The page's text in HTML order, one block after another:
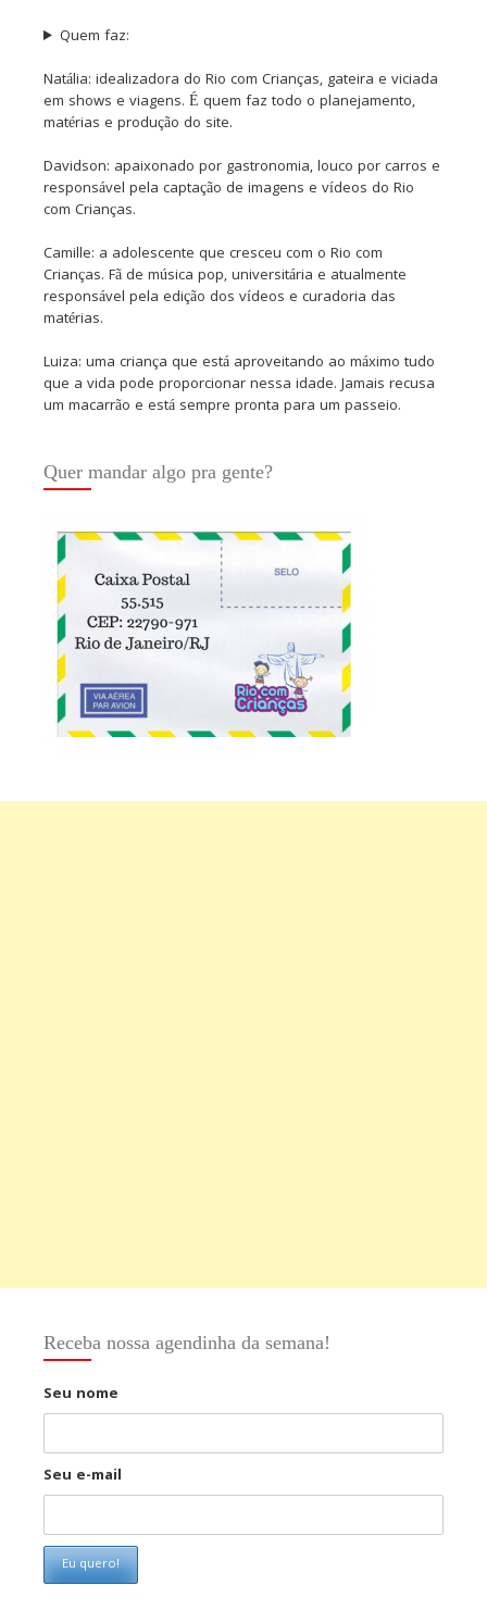
Quem faz:
Natália: idealizadora do Rio com Crianças, gateira e viciada
em shows e viagens. É quem faz todo o planejamento,
matérias e produção do site.
Davidson: apaixonado por gastronomia, louco por carros e
responsável pela captação de imagens e vídeos do Rio
com Crianças.
Camille: a adolescente que cresceu com o Rio com
Crianças. Fã de música pop, universitária e atualmente
responsável pela edição dos vídeos e curadoria das
matérias.
Luiza: uma criança que está aproveitando ao máximo tudo
que a vida pode proporcionar nessa idade. Jamais recusa
um macarrão e está sempre pronta para um passeio.
Quer mandar algo pra gente?
Receba nossa agendinha da semana!
Seu nome
Seu e-mail